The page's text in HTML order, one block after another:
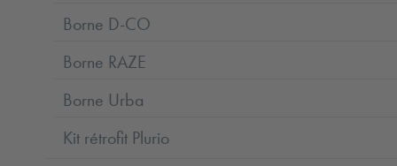
Borne D-CO
Borne RAZE
Borne Urba
Kit rétrofit Plurio